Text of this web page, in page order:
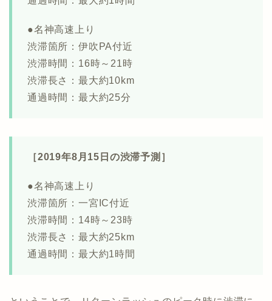
●名神高速上り
渋滞箇所：伊吹PA付近
渋滞時間：16時～21時
渋滞長さ：最大約10km
通過時間：最大約25分
［2019年8月15日の渋滞予測］
●名神高速上り
渋滞箇所：一宮IC付近
渋滞時間：14時～23時
渋滞長さ：最大約25km
通過時間：最大約1時間